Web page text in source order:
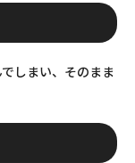
しまい、そのまま